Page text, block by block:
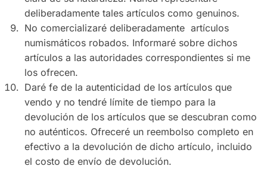
deliberadamente tales artículos como genuinos.
No comercializaré deliberadamente artículos
numismáticos robados. Informaré sobre dichos
artículos a las autoridades correspondientes si me
los ofrecen.
Daré fe de la autenticidad de los artículos que
vendo y no tendré límite de tiempo para la
devolución de los artículos que se descubran como
no auténticos. Ofreceré un reembolso completo en
efectivo a la devolución de dicho artículo, incluido
el costo de envío de devolución.